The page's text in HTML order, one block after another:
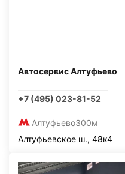
Автосервис Алтуфьево
+7 (495) 023-81-52
Алтуфьево300м
Алтуфьевское ш., 48к4